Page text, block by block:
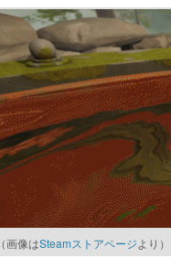
（画像はSteamストアページより）